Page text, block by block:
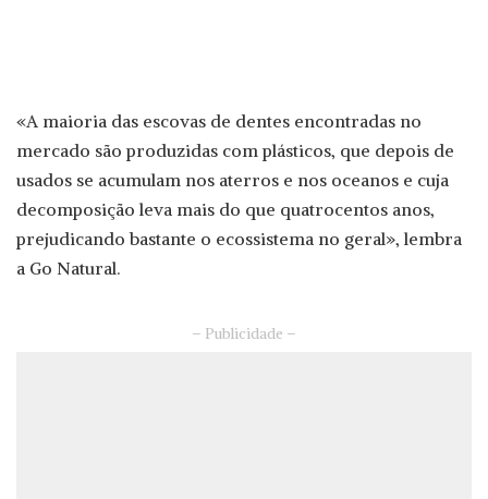
«A maioria das escovas de dentes encontradas no
mercado são produzidas com plásticos, que depois de
usados se acumulam nos aterros e nos oceanos e cuja
decomposição leva mais do que quatrocentos anos,
prejudicando bastante o ecossistema no geral», lembra
a Go Natural.
– Publicidade –